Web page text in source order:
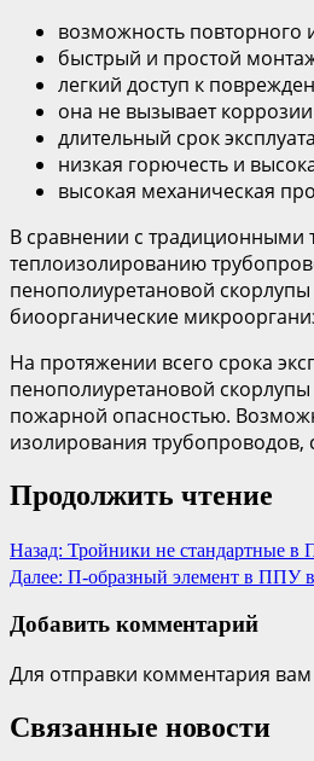
возможность повторного
быстрый и простой
легкий доступ к
она не вызывает
длительный срок
низкая горючесть и
высокая механическая
В сравнении с
теплоизолированию
пенополиуретановой
биоорганические
На протяжении всего срока
пенополиуретановой
пожарной опасностью.
изолирования трубопроводов,
Продолжить чтение
Назад: Тройники не стандартные
Далее: П-образный элемент в ППУ
Добавить комментарий
Для отправки комментария
Связанные новости